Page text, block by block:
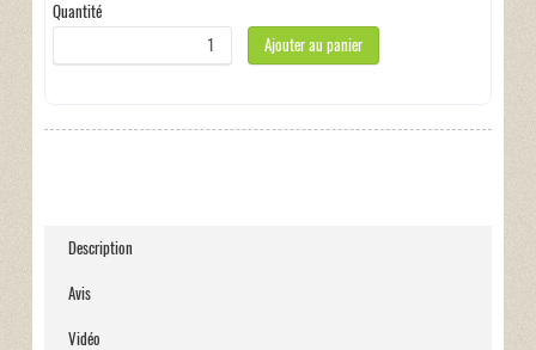
Quantité
Ajouter au panier
Description
Avis
Vidéo